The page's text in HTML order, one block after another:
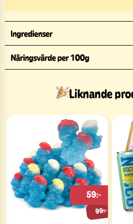
Ingredienser
Näringsvärde per 100g
Liknande
99:-
59:-